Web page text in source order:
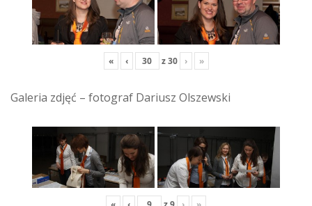
« ‹ z30 › »
Galeria zdjęć – fotograf Dariusz Olszewski